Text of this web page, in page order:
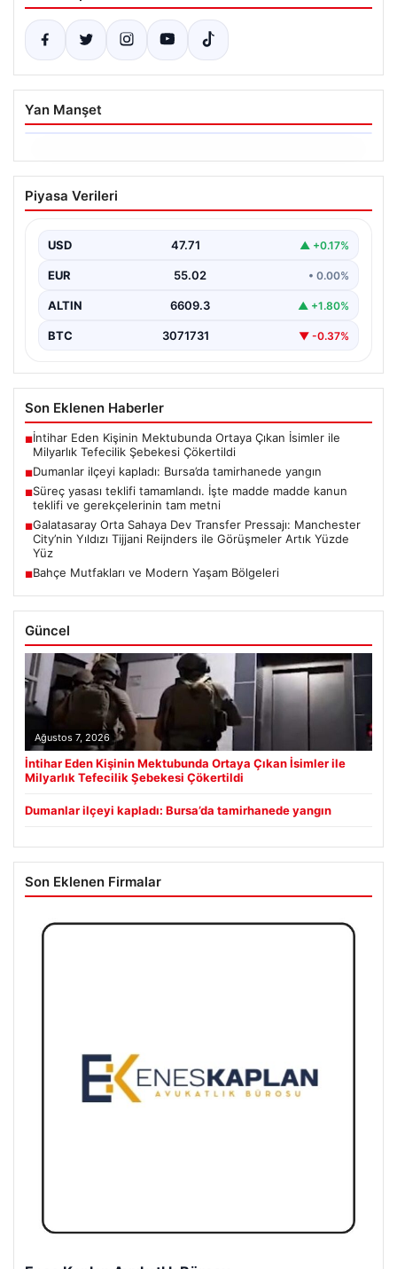
Yan Manşet
06.08.2026
Dumanlar ilçeyi kapladı: Bursa’da
tamirhanede yangın
Piyasa Verileri
USD 47.71 ▲ +0.17%
EUR 55.02 • 0.00%
ALTIN 6609.3 ▲ +1.80%
BTC 3071731 ▼ -0.37%
Son Eklenen Haberler
■İntihar Eden Kişinin Mektubunda Ortaya Çıkan İsimler ile
Milyarlık Tefecilik Şebekesi Çökertildi
■Dumanlar ilçeyi kapladı: Bursa’da tamirhanede yangın
■Süreç yasası teklifi tamamlandı. İşte madde madde kanun
teklifi ve gerekçelerinin tam metni
■Galatasaray Orta Sahaya Dev Transfer Pressajı: Manchester
City’nin Yıldızı Tijjani Reijnders ile Görüşmeler Artık Yüzde
Yüz
■Bahçe Mutfakları ve Modern Yaşam Bölgeleri
Güncel
Ağustos 7, 2026
İntihar Eden Kişinin Mektubunda Ortaya Çıkan İsimler ile
Milyarlık Tefecilik Şebekesi Çökertildi
Dumanlar ilçeyi kapladı: Bursa’da tamirhanede yangın
Son Eklenen Firmalar